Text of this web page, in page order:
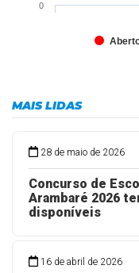
0
MAIS LIDAS
28 de maio de 2026
Concurso de
Arambaré 2026
disponíveis
16 de abril de 2026